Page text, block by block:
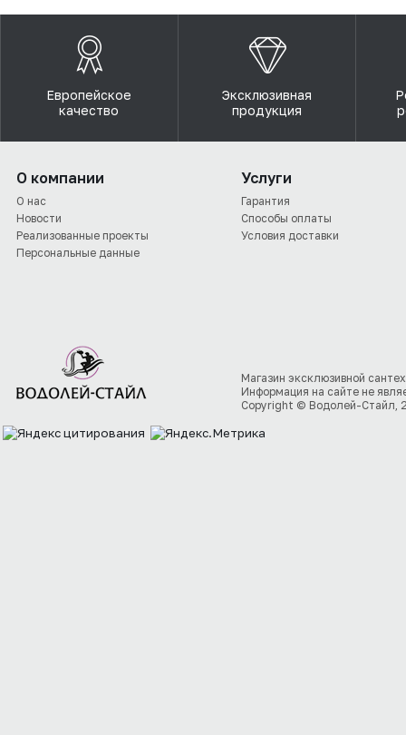
Европейское
качество
Эксклюзивная
продукция
О компании
О нас
Новости
Реализованные проекты
Персональные данные
Услуги
Гарантия
Способы оплаты
Условия доставки
Магазин эксклюзивной
Информация на сайте не
Copyright © Водолей-Стайл,